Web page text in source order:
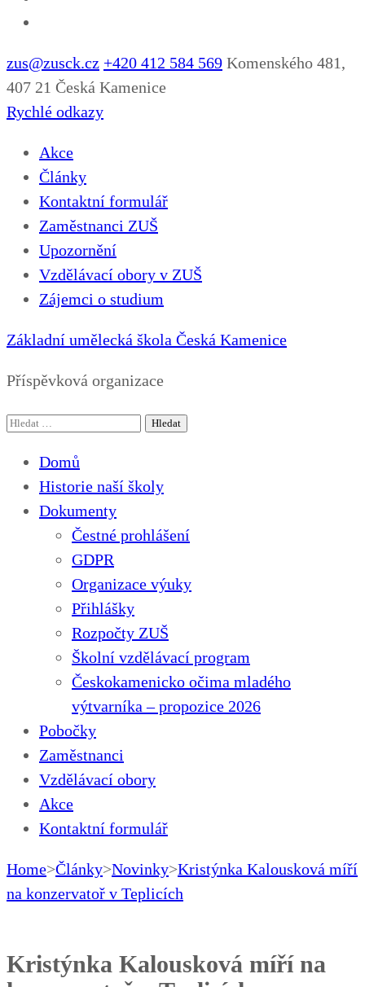
zus@zusck.cz +420 412 584 569 Komenského 481,
407 21 Česká Kamenice
Rychlé odkazy
Akce
Články
Kontaktní formulář
Zaměstnanci ZUŠ
Upozornění
Vzdělávací obory v ZUŠ
Zájemci o studium
Základní umělecká škola Česká Kamenice
Příspěvková organizace
Vyhledávání
Domů
Historie naší školy
Dokumenty
Čestné prohlášení
GDPR
Organizace výuky
Přihlášky
Rozpočty ZUŠ
Školní vzdělávací program
Českokamenicko očima mladého
výtvarníka – propozice 2026
Pobočky
Zaměstnanci
Vzdělávací obory
Akce
Kontaktní formulář
Home>Články>Novinky>Kristýnka Kalousková míří
na konzervatoř v Teplicích
Kristýnka Kalousková míří na